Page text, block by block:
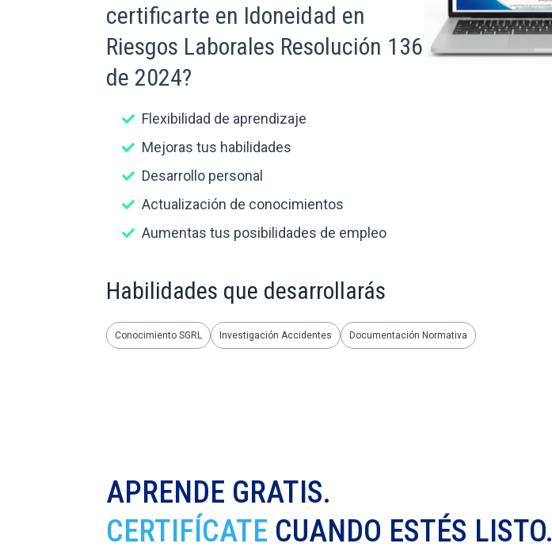
certificarte en Idoneidad en
Riesgos Laborales Resolución 136
de 2024?
Flexibilidad de aprendizaje
Mejoras tus habilidades
Desarrollo personal
Actualización de conocimientos
Aumentas tus posibilidades de empleo
Habilidades que desarrollarás
Conocimiento SGRL Investigación Accidentes Documentación Normativa
APRENDE GRATIS.
CERTIFÍCATE CUANDO ESTÉS LISTO.